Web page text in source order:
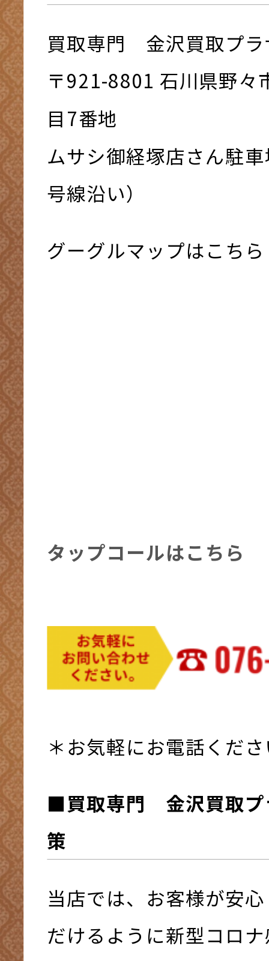
買取専門 金沢買取プラ
〒921-8801 ⽯川県野々
⽬7番地
ムサシ御経塚店さん駐
号線沿い）
グーグルマップはこちら
タップコールはこちら
＊お気軽にお電話くだ
■買取専門 金沢買取プ
策
当店では、お客様が安
だけるように新型コロ